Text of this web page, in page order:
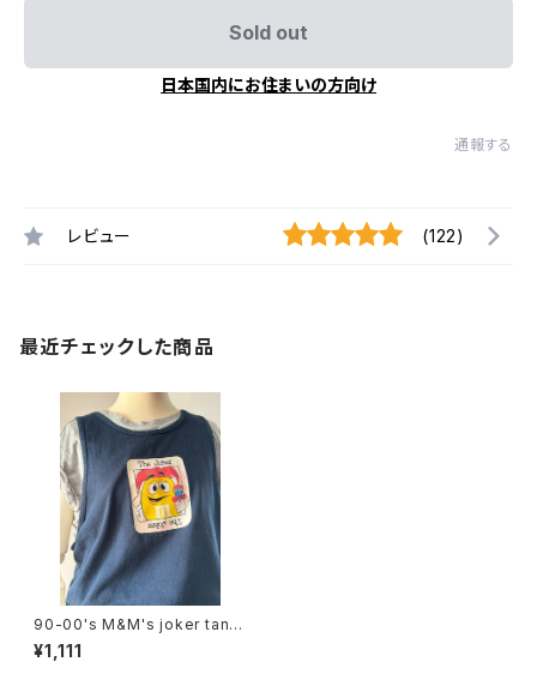
Sold out
日本国内にお住まいの方向け
通報する
レビュー (122)
最近チェックした商品
90-00's M&M's joker tank
top
¥1,111